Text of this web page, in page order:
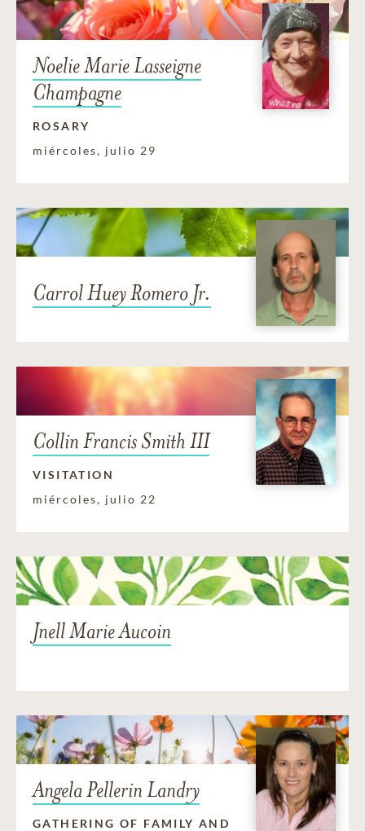
Noelie Marie Lasseigne
Champagne
ROSARY
miércoles, julio 29
Carrol Huey Romero Jr.
Collin Francis Smith III
VISITATION
miércoles, julio 22
Jnell Marie Aucoin
Angela Pellerin Landry
GATHERING OF FAMILY AND